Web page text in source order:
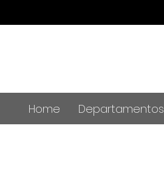
Home Departamentos